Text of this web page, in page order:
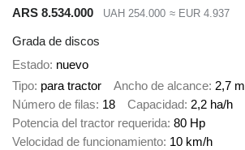
ARS 8.534.000
UAH 254.000 ≈ EUR 4.937
Grada de discos
Estado nuevo
Tipo para tractor Ancho de alcance 2,7 m
Número de filas 18 Capacidad 2,2 ha/h
Potencia del tractor requerida 80 Hp
Velocidad de funcionamiento 10 km/h